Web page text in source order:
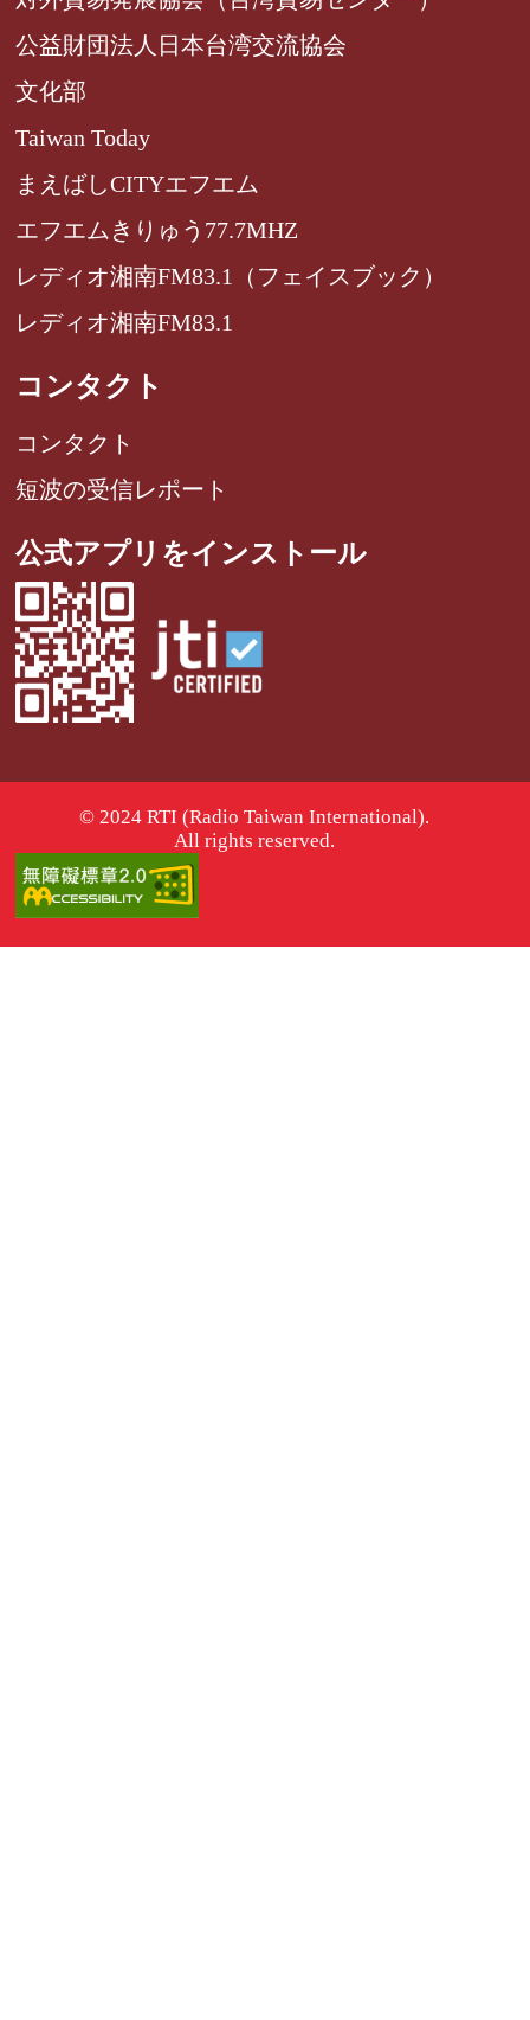
公益財団法人日本台湾交流協会
文化部
Taiwan Today
まえばしCITYエフエム
エフエムきりゅう77.7MHZ
レディオ湘南FM83.1（フェイスブック）
レディオ湘南FM83.1
コンタクト
コンタクト
短波の受信レポート
公式アプリをインストール
© 2024 RTI (Radio Taiwan International).
All rights reserved.